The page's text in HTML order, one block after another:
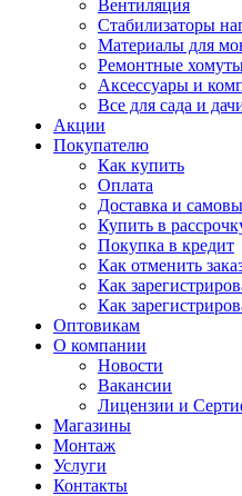
Вентиляция
Стабилизаторы
Материалы для
Ремонтные
Аксессуары и
Все для сада и
Акции
Покупателю
Как купить
Оплата
Доставка и
Купить в
Покупка в кредит
Как отменить
Как
Как
Оптовикам
О компании
Новости
Вакансии
Лицензии и
Магазины
Монтаж
Услуги
Контакты